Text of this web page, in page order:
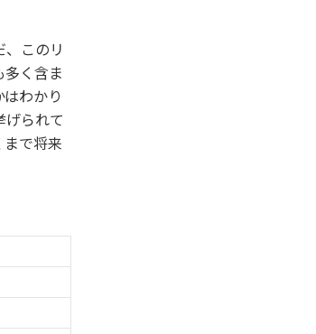
このリ
く含ま
わかり
げられて
で将来